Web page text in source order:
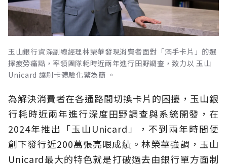
玉山銀行資深副總經理林榮華發現消費者面對「滿手卡片」的選
擇疲勞痛點，率領團隊耗時近兩年進行田野調查，致力以 玉山
Unicard 讓刷卡體驗化繁為簡 。
為解決消費者在各通路間切換卡片的困擾，玉山銀
行耗時近兩年進行深度田野調查與系統開發，在
2024年推出「玉山Unicard」，不到兩年時間便
創下發行近200萬張亮眼成績。林榮華強調，玉山
Unicard最大的特色就是打破過去由銀行單方面制